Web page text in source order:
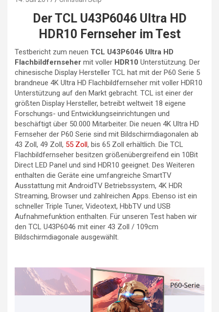
Der TCL U43P6046 Ultra HD
HDR10 Fernseher im Test
Testbericht zum neuen TCL U43P6046 Ultra HD
Flachbildfernseher mit voller HDR10 Unterstützung. Der
chinesische Display Hersteller TCL hat mit der P60 Serie 5
brandneue 4K Ultra HD Flachbildfernseher mit voller HDR10
Unterstützung auf den Markt gebracht. TCL ist einer der
größten Display Hersteller, betreibt weltweit 18 eigene
Forschungs- und Entwicklungseinrichtungen und
beschäftigt über 50.000 Mitarbeiter. Die neuen 4K Ultra HD
Fernseher der P60 Serie sind mit Bildschirmdiagonalen ab
43 Zoll, 49 Zoll, 55 Zoll, bis 65 Zoll erhältlich. Die TCL
Flachbildfernseher besitzen größenübergreifend ein 10Bit
Direct LED Panel und sind HDR10 geeignet. Des Weiteren
enthalten die Geräte eine umfangreiche SmartTV
Ausstattung mit AndroidTV Betriebssystem, 4K HDR
Streaming, Browser und zahlreichen Apps. Ebenso ist ein
schneller Triple Tuner, Videotext, HbbTV und USB
Aufnahmefunktion enthalten. Für unseren Test haben wir
den TCL U43P6046 mit einer 43 Zoll / 109cm
Bildschirmdiagonale ausgewählt.